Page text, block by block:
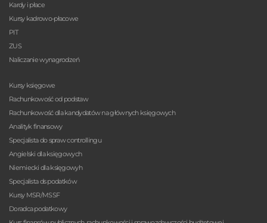
Kardy i płace
Kursy kadrowo-płacowe
PIT
ZUS
Naliczanie wynagrodzeń
Kursy księgowe
Rachunkowość od podstaw
Rachunkowość dla kandydatów na głównych księgowych
Analityk finansowy
Specjalista do spraw controllingu
Angielski dla księgowych
Niemiecki dla księgowyh
Specjalista ds podatków
Kursy MSR/MSSF
Doradca podatkowy